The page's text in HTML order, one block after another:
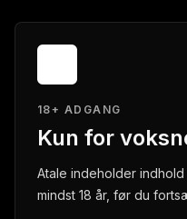
18+ ADGANG
Kun for
Atale indeholder
mindst 18 år, før du